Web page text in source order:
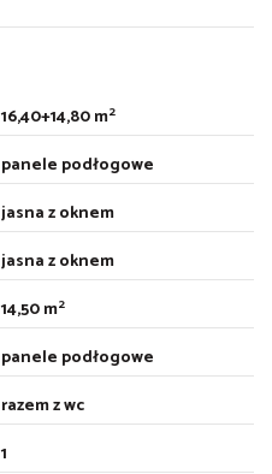
16,40+14,80 m2
panele podłogowe
jasna z oknem
jasna z oknem
14,50 m2
panele podłogowe
razem z wc
1